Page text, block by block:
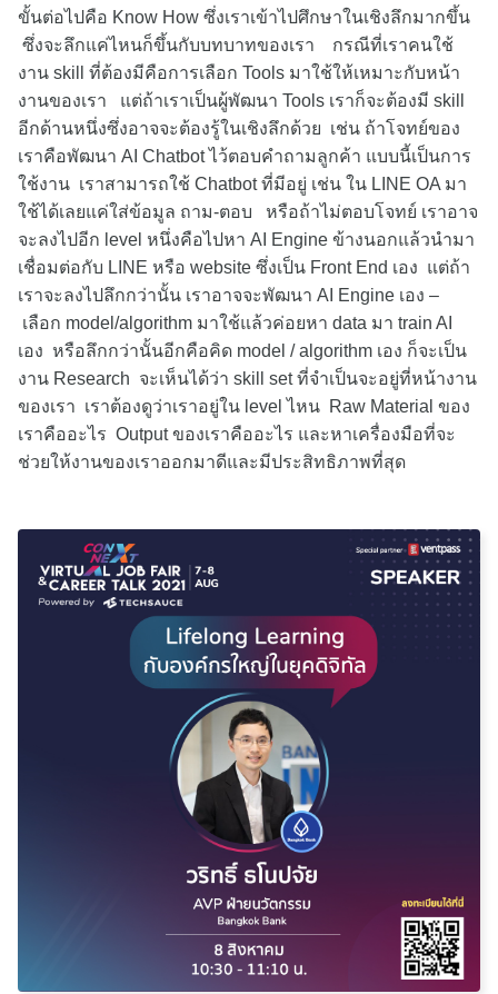
ขั้นต่อไปคือ Know How ซึ่งเราเข้าไปศึกษาในเชิงลึกมากขึ้น
ซึ่งจะลึกแค่ไหนก็ขึ้นกับบทบาทของเรา กรณีที่เราคนใช้
งาน skill ที่ต้องมีคือการเลือก Tools มาใช้ให้เหมาะกับหน้า
งานของเรา แต่ถ้าเราเป็นผู้พัฒนา Tools เราก็จะต้องมี skill
อีกด้านหนึ่งซึ่งอาจจะต้องรู้ในเชิงลึกด้วย เช่น ถ้าโจทย์ของ
เราคือพัฒนา AI Chatbot ไว้ตอบคำถามลูกค้า แบบนี้เป็นการ
ใช้งาน เราสามารถใช้ Chatbot ที่มีอยู่ เช่น ใน LINE OA มา
ใช้ได้เลยแค่ใส่ข้อมูล ถาม-ตอบ หรือถ้าไม่ตอบโจทย์ เราอาจ
จะลงไปอีก level หนึ่งคือไปหา AI Engine ข้างนอกแล้วนำมา
เชื่อมต่อกับ LINE หรือ website ซึ่งเป็น Front End เอง แต่ถ้า
เราจะลงไปลึกกว่านั้น เราอาจจะพัฒนา AI Engine เอง –
เลือก model/algorithm มาใช้แล้วค่อยหา data มา train AI
เอง หรือลึกกว่านั้นอีกคือคิด model / algorithm เอง ก็จะเป็น
งาน Research จะเห็นได้ว่า skill set ที่จำเป็นจะอยู่ที่หน้างาน
ของเรา เราต้องดูว่าเราอยู่ใน level ไหน Raw Material ของ
เราคืออะไร Output ของเราคืออะไร และหาเครื่องมือที่จะ
ช่วยให้งานของเราออกมาดีและมีประสิทธิภาพที่สุด